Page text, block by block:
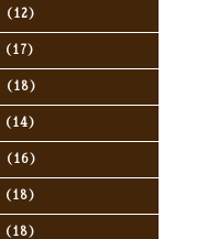
12）
17）
18）
14）
16）
18）
18）